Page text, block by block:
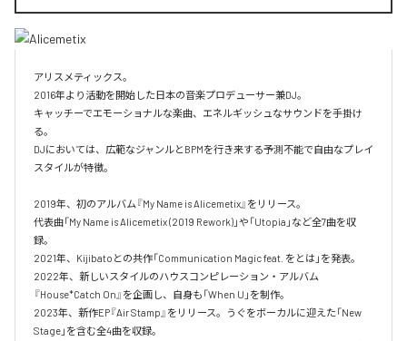
アリスメティックス。
2016年より活動を開始した日本の音楽プロデューサー兼DJ。
キャッチーでエモーショナルな楽曲、エネルギッシュなサウンドを手掛け
る。
DJにおいては、広範なジャンルとBPMを行き来する予測不能で自由なプレイ
スタイルが特徴。​
2019年、初のアルバム『My Name is Alicemetix』をリリース。
代表曲「My Name is Alicemetix (2019 Rework)」や「Utopia」など全7曲を収
録。
2021年、Kijibatoとの共作「Communication Magic feat. をとは」を発表。
2022年、新しいスタイルのハウスコンピレーション・アルバム
『House*Catch On』を企画し、自身も「When U」を制作。
2023年、新作EP『Air Stamp』をリリース。うぐをボーカルに迎えた「New
Stage」を含む全4曲を収録。